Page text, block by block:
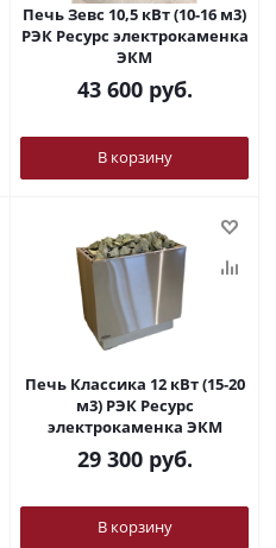
Печь Зевс 10,5 кВт (10-16 м3)
РЭК Ресурс электрокаменка
ЭКМ
43 600руб.
В корзину
Печь Классика 12 кВт (15-20
м3) РЭК Ресурс
электрокаменка ЭКМ
29 300руб.
В корзину